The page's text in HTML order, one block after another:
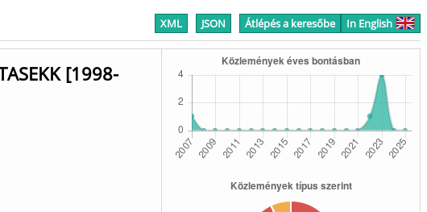
XML JSON Átlépés a keresőbe In English
[1998-